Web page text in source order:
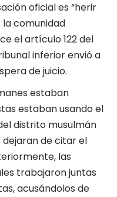
oficial es “herir
la comunidad
el artículo 122 del
inferior envió a
de juicio.
estaban
estaban usando el
distrito musulmán
dejaran de citar el
las
trabajaron juntas
acusándolos de